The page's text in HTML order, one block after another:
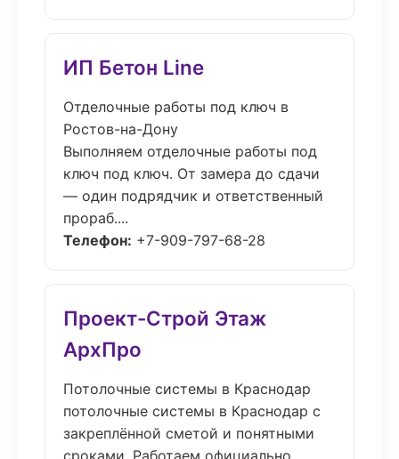
ИП Бетон Line
Отделочные работы под ключ в
Ростов-на-Дону
Выполняем отделочные работы под
ключ под ключ. От замера до сдачи
— один подрядчик и ответственный
прораб....
Телефон: +7-909-797-68-28
Проект-Строй Этаж
АрхПро
Потолочные системы в Краснодар
потолочные системы в Краснодар с
закреплённой сметой и понятными
сроками. Работаем официально,